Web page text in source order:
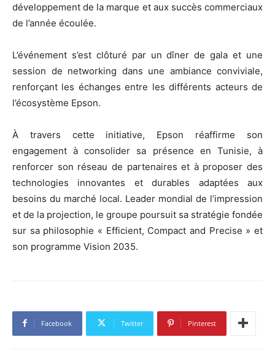
développement de la marque et aux succès commerciaux
de l’année écoulée.
L’événement s’est clôturé par un dîner de gala et une
session de networking dans une ambiance conviviale,
renforçant les échanges entre les différents acteurs de
l’écosystème Epson.
À travers cette initiative, Epson réaffirme son
engagement à consolider sa présence en Tunisie, à
renforcer son réseau de partenaires et à proposer des
technologies innovantes et durables adaptées aux
besoins du marché local. Leader mondial de l’impression
et de la projection, le groupe poursuit sa stratégie fondée
sur sa philosophie « Efficient, Compact and Precise » et
son programme Vision 2035.
Facebook Twitter Pinterest